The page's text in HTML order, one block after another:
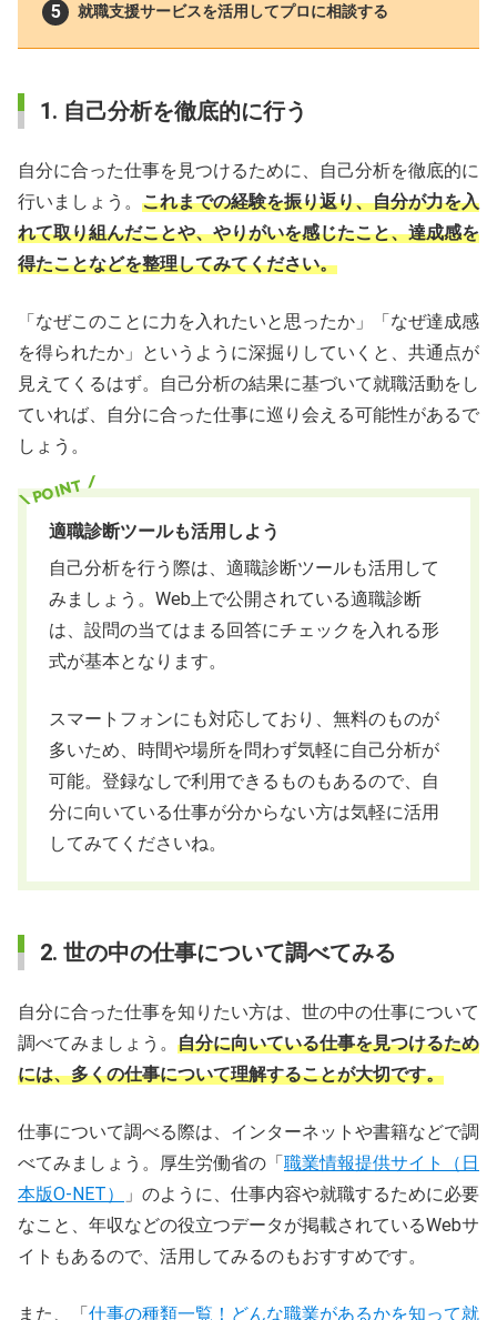
就職支援サービスを活用してプロに相談する
1. 自己分析を徹底的に行う
自分に合った仕事を見つけるために、自己分析を徹底的に
行いましょう。 これまでの経験を振り返り、自分が力を入
れて取り組んだことや、やりがいを感じたこと、達成感を
得たことなどを整理してみてください。
「なぜこのことに力を入れたいと思ったか」「なぜ達成感
を得られたか」というように深掘りしていくと、共通点が
見えてくるはず。自己分析の結果に基づいて就職活動をし
ていれば、自分に合った仕事に巡り会える可能性があるで
しょう。
適職診断ツールも活用しよう
自己分析を行う際は、適職診断ツールも活用して
みましょう。Web上で公開されている適職診断
は、設問の当てはまる回答にチェックを入れる形
式が基本となります。
スマートフォンにも対応しており、無料のものが
多いため、時間や場所を問わず気軽に自己分析が
可能。登録なしで利用できるものもあるので、自
分に向いている仕事が分からない方は気軽に活用
してみてくださいね。
2. 世の中の仕事について調べてみる
自分に合った仕事を知りたい方は、世の中の仕事について
調べてみましょう。 自分に向いている仕事を見つけるため
には、多くの仕事について理解することが大切です。
仕事について調べる際は、インターネットや書籍などで調
べてみましょう。厚生労働省の「 職業情報提供サイト（日
本版O-NET）
」のように、仕事内容や就職するために必要
なこと、年収などの役立つデータが掲載されているWebサ
イトもあるので、活用してみるのもおすすめです。
また、「 仕事の種類一覧！どんな職業があるかを知って就